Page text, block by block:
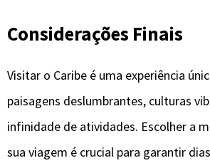
Considerações Finais
Visitar o Caribe é uma experiência
paisagens deslumbrantes, culturas
infinidade de atividades. Escolher a
sua viagem é crucial para garantir